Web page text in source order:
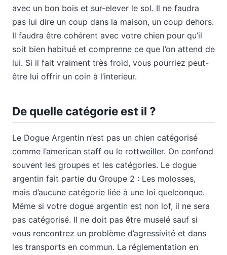
avec un bon bois et sur-elever le sol. Il ne faudra
pas lui dire un coup dans la maison, un coup dehors.
Il faudra être cohérent avec votre chien pour qu’il
soit bien habitué et comprenne ce que l’on attend de
lui. Si il fait vraiment très froid, vous pourriez peut-
être lui offrir un coin à l’interieur.
De quelle catégorie est il ?
Le Dogue Argentin n’est pas un chien catégorisé
comme l’american staff ou le rottweiller. On confond
souvent les groupes et les catégories. Le dogue
argentin fait partie du Groupe 2 : Les molosses,
mais d’aucune catégorie liée à une loi quelconque.
Même si votre dogue argentin est non lof, il ne sera
pas catégorisé. Il ne doit pas être muselé sauf si
vous rencontrez un problème d’agressivité et dans
les transports en commun. La réglementation en